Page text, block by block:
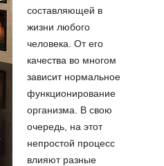
составляющей в
жизни любого
человека. От его
качества во многом
зависит нормальное
функционирование
организма. В свою
очередь, на этот
непростой процесс
влияют разные